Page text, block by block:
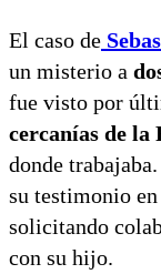
El caso de
un misterio a
fue visto por
cercanías de la
donde
su testimonio
solicitando
con su hijo.